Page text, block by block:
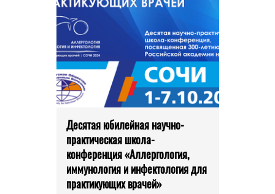
Десятая юбилейная научно-
практическая школа-
конференция «Аллергология,
иммунология и инфектология для
практикующих врачей»